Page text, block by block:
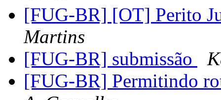
[FUG-BR] [OT] Perito
Martins
[FUG-BR] submissão
[FUG-BR] Permitindo